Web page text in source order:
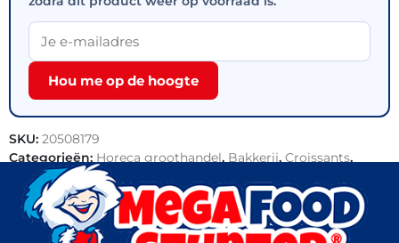
Hou me op de hoogte
SKU: 20508179
Categorieën: Horeca groothandel, Bakkerij, Croissants,
Outlet